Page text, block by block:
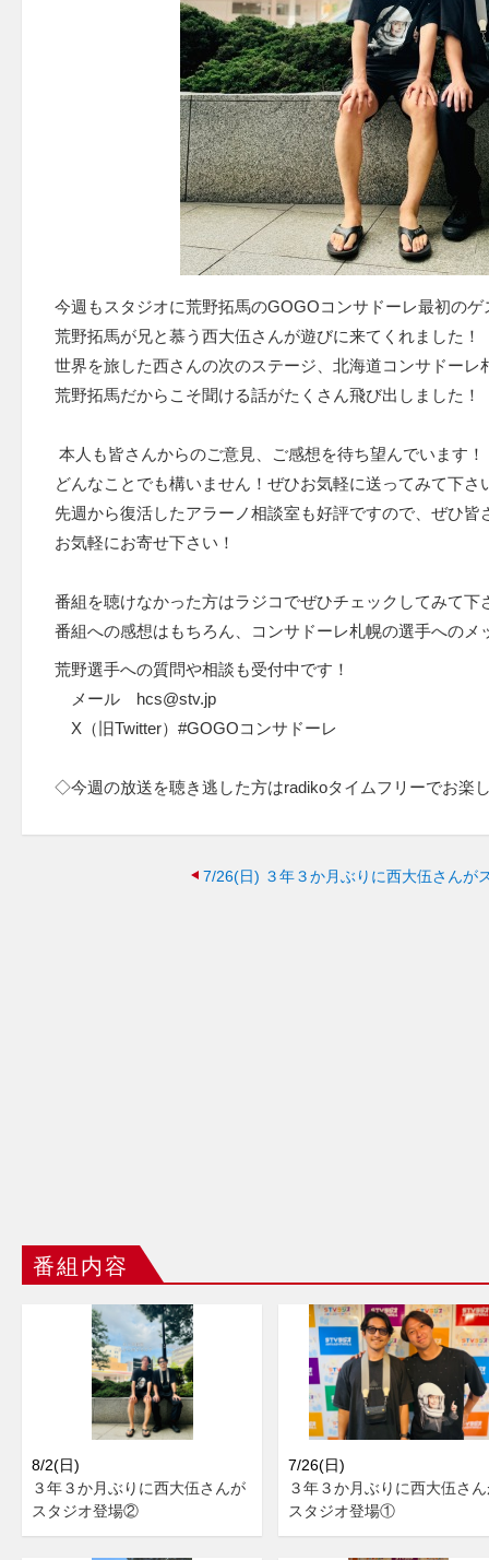
今週もスタジオに荒野拓馬のGOGOコンサドーレ最初のゲ
荒野拓馬が兄と慕う西大伍さんが遊びに来てくれました！
世界を旅した西さんの次のステージ、北海道コンサドーレ
荒野拓馬だからこそ聞ける話がたくさん飛び出しました！
本人も皆さんからのご意見、ご感想を待ち望んでいます！
どんなことでも構いません！ぜひお気軽に送ってみて下さ
先週から復活したアラーノ相談室も好評ですので、ぜひ
お気軽にお寄せ下さい！
番組を聴けなかった方はラジコでぜひチェックしてみて下
番組への感想はもちろん、コンサドーレ札幌の選手へのメ
荒野選手への質問や相談も受付中です！
メール hcs@stv.jp
X（旧Twitter）#GOGOコンサドーレ
◇今週の放送を聴き逃した方はradikoタイムフリーでお楽
7/26(日) ３年３か月ぶりに西大伍さんが
番組内容
8/2(日)
３年３か月ぶりに西大伍さんが
スタジオ登場②
7/26(日)
３年３か月ぶりに西大伍さ
スタジオ登場①